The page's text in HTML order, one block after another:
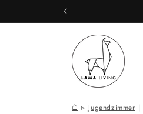
Inhalt
⌂ Jugendzimmer |